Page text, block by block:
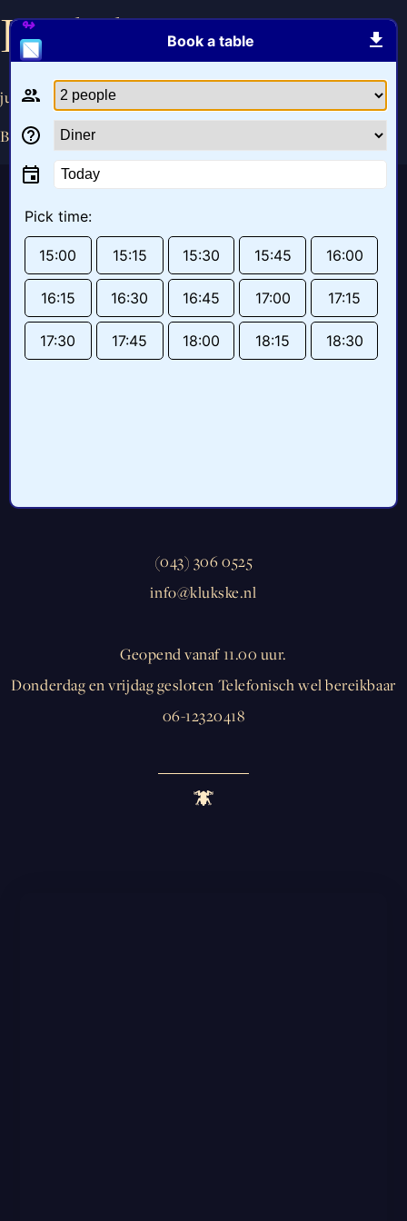
Krab-burger
juni 22, 2020
By
angelique
(043) 306 0525
info@klukske.nl
Geopend vanaf 11.00 uur.
Donderdag en vrijdag gesloten Telefonisch wel bereikbaar
06-12320418
Book a table
Today
Pick time:
15:00 15:15 15:30 15:45 16:00
16:15 16:30 16:45 17:00 17:15
17:30 17:45 18:00 18:15 18:30